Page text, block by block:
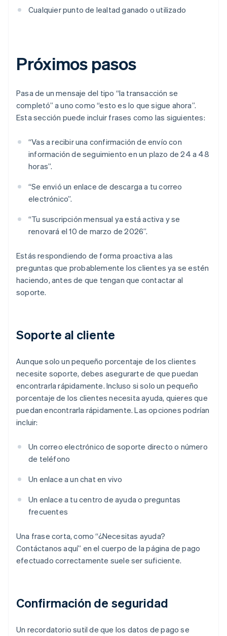
Cualquier punto de lealtad ganado o utilizado
Próximos pasos
Pasa de un mensaje del tipo “la transacción se
completó” a uno como “esto es lo que sigue ahora”.
Esta sección puede incluir frases como las siguientes:
“Vas a recibir una confirmación de envío con
información de seguimiento en un plazo de 24 a 48
horas”.
“Se envió un enlace de descarga a tu correo
electrónico”.
“Tu suscripción mensual ya está activa y se
renovará el 10 de marzo de 2026”.
Estás respondiendo de forma proactiva a las
preguntas que probablemente los clientes ya se estén
haciendo, antes de que tengan que contactar al
soporte.
Soporte al cliente
Aunque solo un pequeño porcentaje de los clientes
necesite soporte, debes asegurarte de que puedan
encontrarla rápidamente. Incluso si solo un pequeño
porcentaje de los clientes necesita ayuda, quieres que
puedan encontrarla rápidamente. Las opciones podrían
incluir:
Un correo electrónico de soporte directo o número
de teléfono
Un enlace a un chat en vivo
Un enlace a tu centro de ayuda o preguntas
frecuentes
Una frase corta, como “¿Necesitas ayuda?
Contáctanos aquí” en el cuerpo de la página de pago
efectuado correctamente suele ser suficiente.
Confirmación de seguridad
Un recordatorio sutil de que los datos de pago se